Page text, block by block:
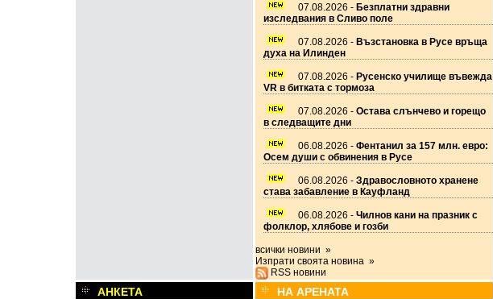
07.08.2026 - Безплатни здравни
изследвания в Сливо поле
07.08.2026 - Възстановка в Русе връща
духа на Илинден
07.08.2026 - Русенско училище въвежда
VR в битката с тормоза
07.08.2026 - Остава слънчево и горещо
в следващите дни
06.08.2026 - Фентанил за 157 млн. евро:
Осем души с обвинения в Русе
06.08.2026 - Здравословното хранене
става забавление в Кауфланд
06.08.2026 - Чилнов кани на празник с
фолклор, хлябове и гозби
всички новини »
Изпрати своята новина »
RSS новини
АНКЕТА НА АРЕНАТА